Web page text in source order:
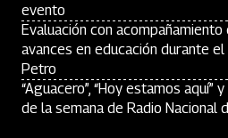
evento
Evaluación con acompañamiento
avances en educación durante
Petro
“Aguacero”, “Hoy estamos aquí”
de la semana de Radio Nacional